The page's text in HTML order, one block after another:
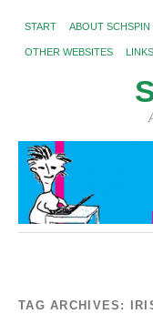
START ABOUT SCHSPIN
OTHER WEBSITES LINKS
TAG ARCHIVES: